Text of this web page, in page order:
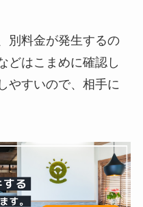
別料金が発生するの
どはこまめに確認し
やすいので、相手に